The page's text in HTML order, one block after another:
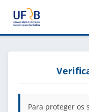
Para proteger os